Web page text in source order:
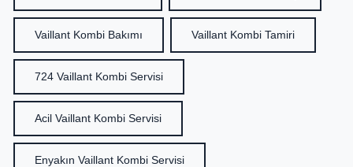
Vaillant Kombi Bakımı Vaillant Kombi Tamiri
724 Vaillant Kombi Servisi
Acil Vaillant Kombi Servisi
Enyakın Vaillant Kombi Servisi